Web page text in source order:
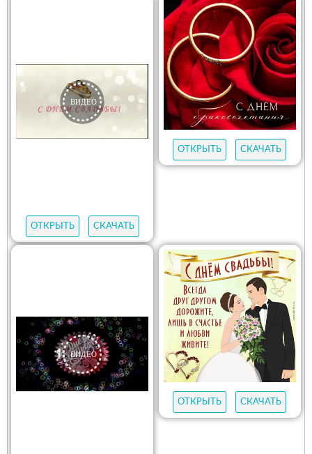
ОТКРЫТЬ СКАЧАТЬ
ОТКРЫТЬ СКАЧАТЬ
ОТКРЫТЬ СКАЧАТЬ